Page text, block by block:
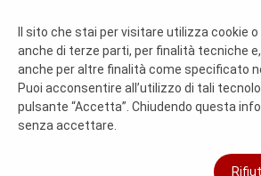
Il sito che stai per visitare utilizza cookie
anche di terze parti, per finalità tecniche
anche per altre finalità come specificato
Puoi acconsentire all’utilizzo di tali
pulsante “Accetta”. Chiudendo questa
senza accettare.
Tel:0922804761 - 3293096230
Termini e condizioni
Dove siamo
Chi siamo
Cookie Policy
© 2019 - 2026 Assomodel Tecnology di Russo